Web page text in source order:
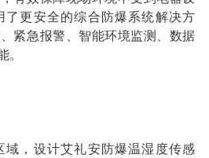
了更安全的综合防爆系统解决方
紧急报警、智能环境监测、数据
。
域，设计艾礼安防爆温湿度传感